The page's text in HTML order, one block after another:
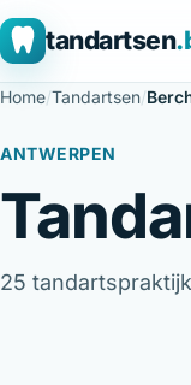
tandartsen
Home/Tandartsen/
ANTWERPEN
25